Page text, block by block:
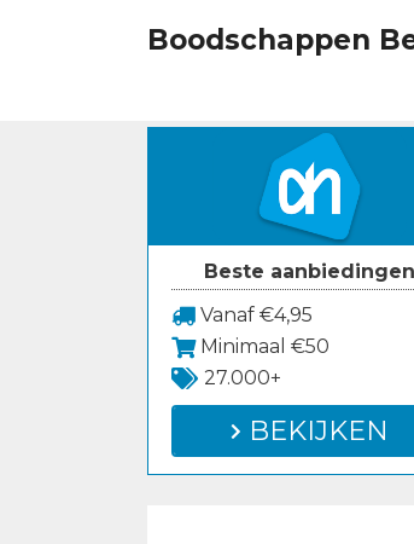
Boodschappen
Beste aanbiedingen
Vanaf €4,95
Minimaal €50
27.000+
BEKIJKEN